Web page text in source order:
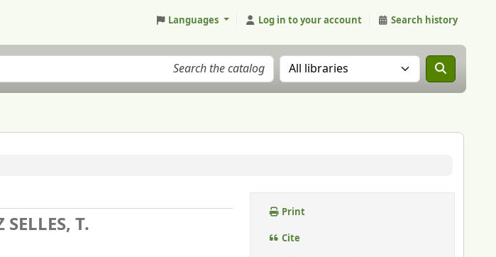
Languages Log in to your account Search history
Search the catalog in:
SELLES, T.
Print
Cite